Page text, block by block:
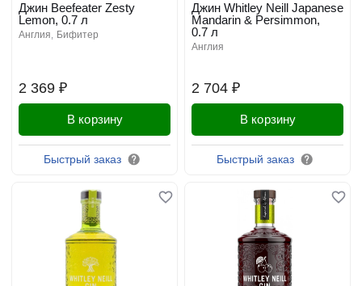
2 369 ₽
Джин Beefeater Zesty
Lemon, 0.7 л
англия бифитер
В корзину
Быстрый заказ
2 704 ₽
Джин Whitley Neill Japanese
Mandarin & Persimmon,
0.7 л
англия
В корзину
Быстрый заказ